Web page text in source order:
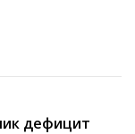
дефицит